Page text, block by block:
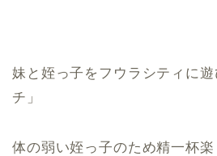
妹と姪っ子をフウラシティに
チ」
体の弱い姪っ子のため精一杯